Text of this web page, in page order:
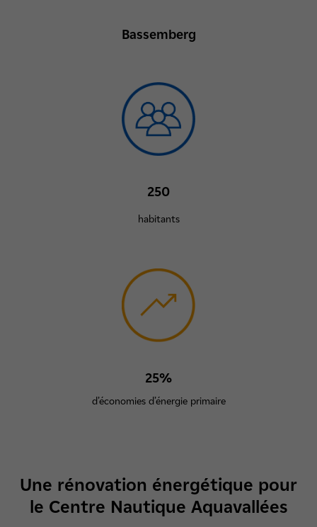
Bassemberg
250
habitants
25%
d’économies d’énergie primaire
Une rénovation énergétique pour
le Centre Nautique Aquavallées